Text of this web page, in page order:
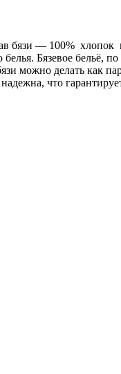
бязи ― 100% хлопок
Бязевое бельё, по
можно делать как
что